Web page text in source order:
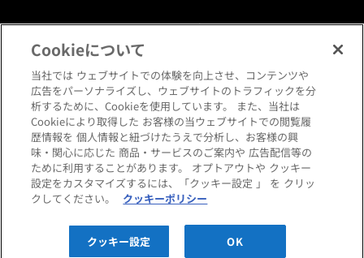
Copyright © HANKYU HOME STYLING Co.,LTD All rights reserved.
プライバシーポリシー
クッキーポリシー
閲覧環境について
サイトマップ
Cookieについて
当社では ウェブサイトでの体験を向上させ、コンテンツや
広告をパーソナライズし、ウェブサイトのトラフィックを分
析するために、Cookieを使用しています。 また、当社は
Cookieにより取得した お客様の当ウェブサイトでの閲覧履
歴情報を 個人情報と紐づけたうえで分析し、お客様の興
味・関心に応じた 商品・サービスのご案内や 広告配信等の
ために利用することがあります。 オプトアウトや クッキー
設定をカスタマイズするには、「クッキー設定 」 を クリッ
クしてください。
クッキーポリシー
クッキー設定 OK